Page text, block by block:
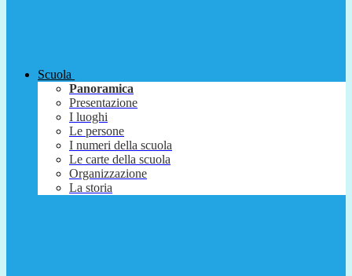
Scuola
Panoramica
Presentazione
I luoghi
Le persone
I numeri della scuola
Le carte della scuola
Organizzazione
La storia